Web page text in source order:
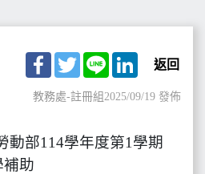
Facebook
TwitterLine LinkedIn
返回
教務處-註冊組2025/09/19 發佈
動部114學年度第1學期
補助